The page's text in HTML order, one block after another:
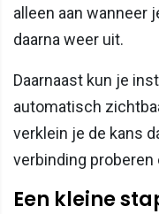
alleen aan wanneer
daarna weer uit.
Daarnaast kun je
automatisch
verklein je de kans
verbinding proberen
Een kleine